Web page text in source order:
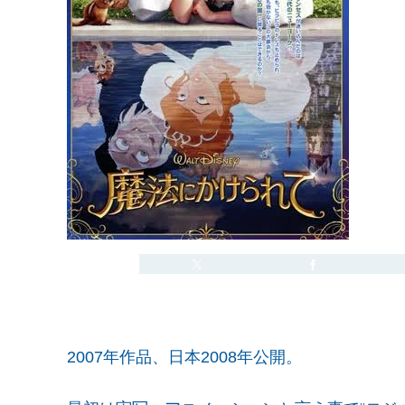
2007年作品、日本2008年公開。